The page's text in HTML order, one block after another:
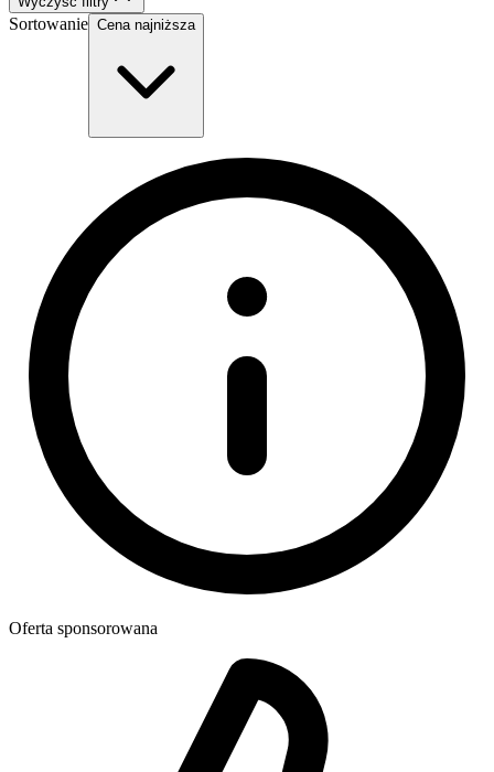
Sortowanie Cena najniższa
Oferta sponsorowana